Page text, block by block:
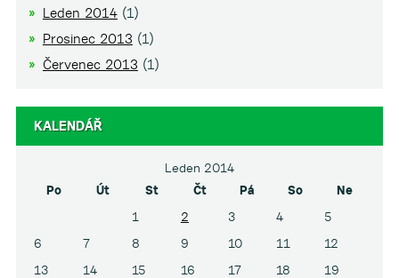
Leden 2014(1)
Prosinec 2013 (1)
Červenec 2013 (1)
KALENDÁŘ
Leden 2014
Po
Út St Čt Pá So
Ne
1
2 3 4
5
6
7 8 9 10 11
12
13
14 15 16 17 18
19